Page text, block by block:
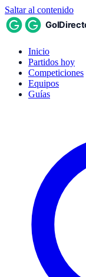
Saltar al contenido
Inicio
Partidos hoy
Competiciones
Equipos
Guías